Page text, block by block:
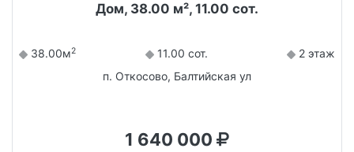
Дом, 38.00 м², 11.00 сот.
38.00м2 11.00 сот.
2 этаж
п. Откосово, Балтийская ул
1 640 000